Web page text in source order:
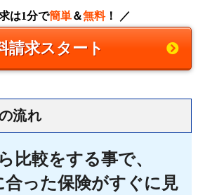
は1分で簡単＆無料！ ／
請求スタート
流れ
比較をする事で、
合った保険がすぐに見